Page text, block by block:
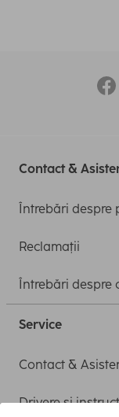
Contact &
Întrebări despre
Reclamații
Întrebări despre
Service
Contact &
Drivere și